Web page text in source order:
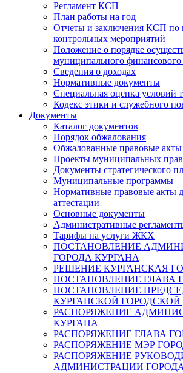
Регламент КСП
План работы на год
Отчеты и заключения КСП по
контрольных мероприятий
Положение о порядке
муниципального финансового
Сведения о доходах
Нормативные документы
Специальная оценка условий
Кодекс этики и служебного
Документы
Каталог документов
Порядок обжалования
Обжалованные правовые акты
Проекты муниципальных
Документы стратегического
Муниципальные программы
Нормативные правовые акты
аттестации
Основные документы
Административные
Тарифы на услуги ЖКХ
ПОСТАНОВЛЕНИЕ
ГОРОДА КУРГАНА
РЕШЕНИЕ КУРГАНСКАЯ
ПОСТАНОВЛЕНИЕ ГЛАВА
ПОСТАНОВЛЕНИЕ
КУРГАНСКОЙ
РАСПОРЯЖЕНИЕ
КУРГАНА
РАСПОРЯЖЕНИЕ ГЛАВА
РАСПОРЯЖЕНИЕ МЭР
РАСПОРЯЖЕНИЕ
АДМИНИСТРАЦИИ